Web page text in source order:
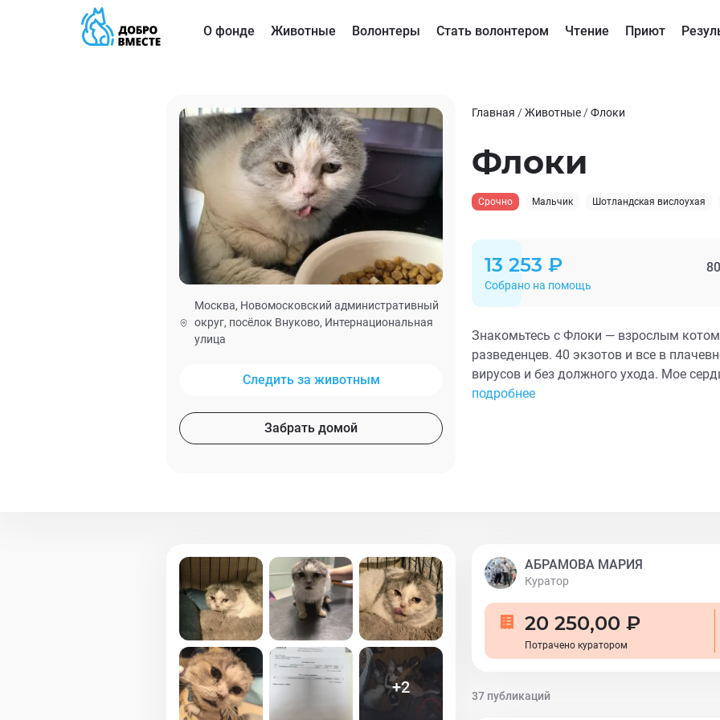
О фонде Животные Волонтеры Стать волонтером Чтение Приют
Москва, Новомосковский административный
округ, посёлок Внуково, Интернациональная
улица
Следить за животным
Забрать домой
Главная /Животные /Флоки
Флоки
Срочно Мальчик Шотландская вислоухая
13 253 ₽
Собрано на помощь
Знакомьтесь с Флоки — взрослым
разведенцев. 40 экзотов и все в
вирусов и без должного ухода. Мое
спасти его и еще трех других кошек
подробнее
+2
АБРАМОВА МАРИЯ
Куратор
20 250,00 ₽
Потрачено куратором
37 публикаций